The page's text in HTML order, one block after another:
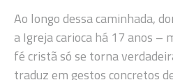
Ao longo dessa caminhada,
a Igreja carioca há 17 anos –
fé cristã só se torna
traduz em gestos concretos